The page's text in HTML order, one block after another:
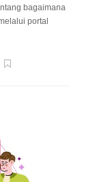
bagaimana
portal